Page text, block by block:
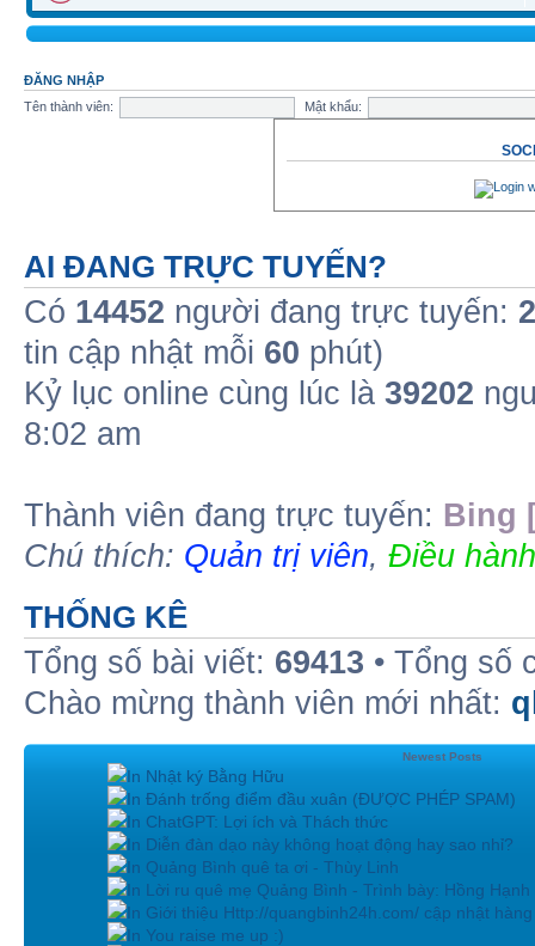
ĐĂNG NHẬP
Tên thành viên:
Mật khẩu:
AI ĐANG TRỰC TUYẾN?
Có 14452 người đang trực tuyến: 2
tin cập nhật mỗi 60 phút)
Kỷ lục online cùng lúc là 39202
8:02 am
Thành viên đang trực tuyến: Bing
Chú thích: Quản trị viên, Điều
THỐNG KÊ
Tổng số bài viết: 69413 • Tổng số
Chào mừng thành viên mới nhất:
Newest Posts
In Nhật ký Bằng Hữu
In Đánh trống điểm đầu xuân (ĐƯỢC PHÉP SPAM)
In ChatGPT: Lợi ích và Thách thức
In Diễn đàn dạo này không hoạt động hay sao nhỉ?
In Quảng Bình quê ta ơi - Thùy Linh
In Lời ru quê mẹ Quảng Bình - Trình bày: Hồng Hạnh
In Giới thiệu Http://quangbinh24h.com/ cập nhật
In You raise me up :)